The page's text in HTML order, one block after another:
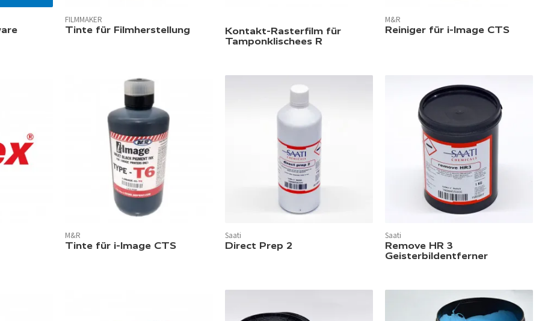
In 1 Farbe verfügbar.
FILMMAKER
Tinte für Filmherstellung
Kontakt-Rasterfilm für
Tamponklischees R
M&R
Reiniger für i-Image CTS
In 1 Farbe verfügbar.
M&R
Tinte für i-Image CTS
Saati
Direct Prep 2
Saati
Remove HR 3
Geisterbildentferner